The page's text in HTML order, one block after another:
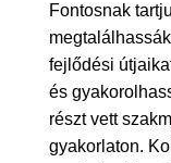
Fontosnak
fejlődési
és
részt vett
gyakorlaton.